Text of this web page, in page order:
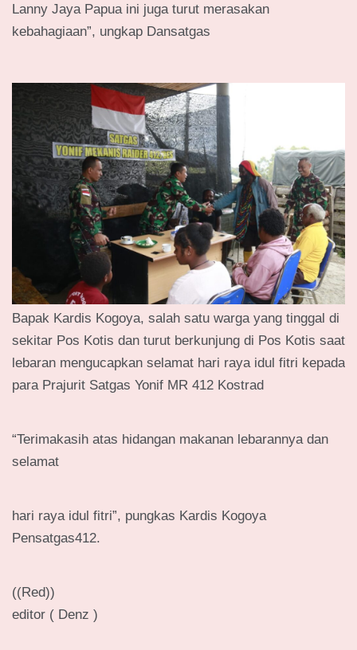
Lanny Jaya Papua ini juga turut merasakan
kebahagiaan”, ungkap Dansatgas
Bapak Kardis Kogoya, salah satu warga yang tinggal di
sekitar Pos Kotis dan turut berkunjung di Pos Kotis saat
lebaran mengucapkan selamat hari raya idul fitri kepada
para Prajurit Satgas Yonif MR 412 Kostrad
“Terimakasih atas hidangan makanan lebarannya dan
selamat
hari raya idul fitri”, pungkas Kardis Kogoya
Pensatgas412.
((Red))
editor ( Denz )